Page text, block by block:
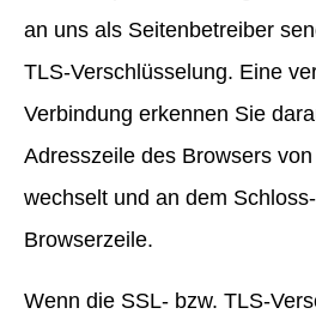
an uns als Seitenbetreiber
TLS-Verschlüsselung. Eine
Verbindung erkennen Sie
Adresszeile des Browsers von
wechselt und an dem
Browserzeile.
Wenn die SSL- bzw. TLS-